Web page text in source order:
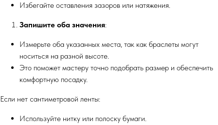
Избегайте оставления зазоров или натяжения.
Запишите оба значения:
Измерьте оба указанных места, так как браслеты могут
носиться на разной высоте.
Это поможет мастеру точно подобрать размер и обеспечить
комфортную посадку.
Если нет сантиметровой ленты:
Используйте нитку или полоску бумаги.